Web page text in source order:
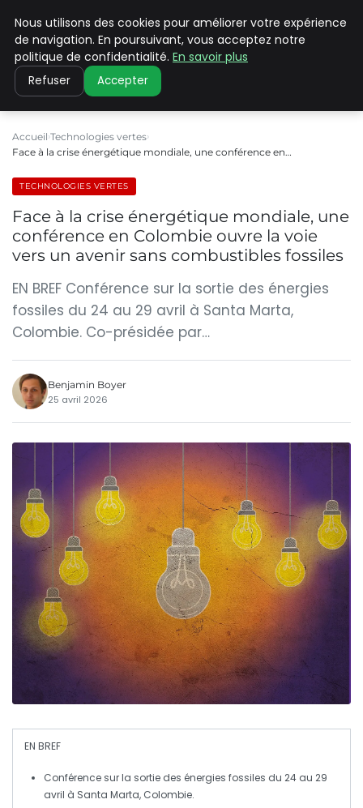
CLIMATE C ADVANCED
Accueil Technologies vertes
Face à la crise énergétique mondiale, une conférence en…
TECHNOLOGIES VERTES
Face à la crise énergétique mondiale, une
conférence en Colombie ouvre la voie
vers un avenir sans combustibles fossiles
EN BREF Conférence sur la sortie des énergies
fossiles du 24 au 29 avril à Santa Marta,
Colombie. Co-présidée par…
Benjamin Boyer
25 avril 2026
EN BREF
Conférence sur la sortie des énergies fossiles du 24 au 29
avril à Santa Marta, Colombie.
Nous utilisons des cookies pour améliorer votre expérience
de navigation. En poursuivant, vous acceptez notre
politique de confidentialité. En savoir plus
Refuser Accepter